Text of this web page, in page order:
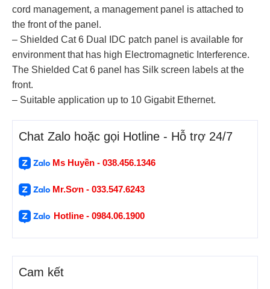
cord management, a management panel is attached to
the front of the panel.
– Shielded Cat 6 Dual IDC patch panel is available for
environment that has high Electromagnetic Interference.
The Shielded Cat 6 panel has Silk screen labels at the
front.
– Suitable application up to 10 Gigabit Ethernet.
Chat Zalo hoặc gọi Hotline - Hỗ trợ 24/7
Ms Huyền - 038.456.1346
Mr.Sơn - 033.547.6243
Hotline - 0984.06.1900
Cam kết